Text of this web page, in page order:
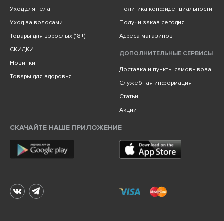
Уход для тела
Уход за волосами
Товары для взрослых (18+)
СКИДКИ
Новинки
Товары для здоровья
Политика конфиденциальности
Получи заказ сегодня
Адреса магазинов
ДОПОЛНИТЕЛЬНЫЕ СЕРВИСЫ
Доставка и пункты самовывоза
Служебная информация
Статьи
Акции
СКАЧАЙТЕ НАШЕ ПРИЛОЖЕНИЕ